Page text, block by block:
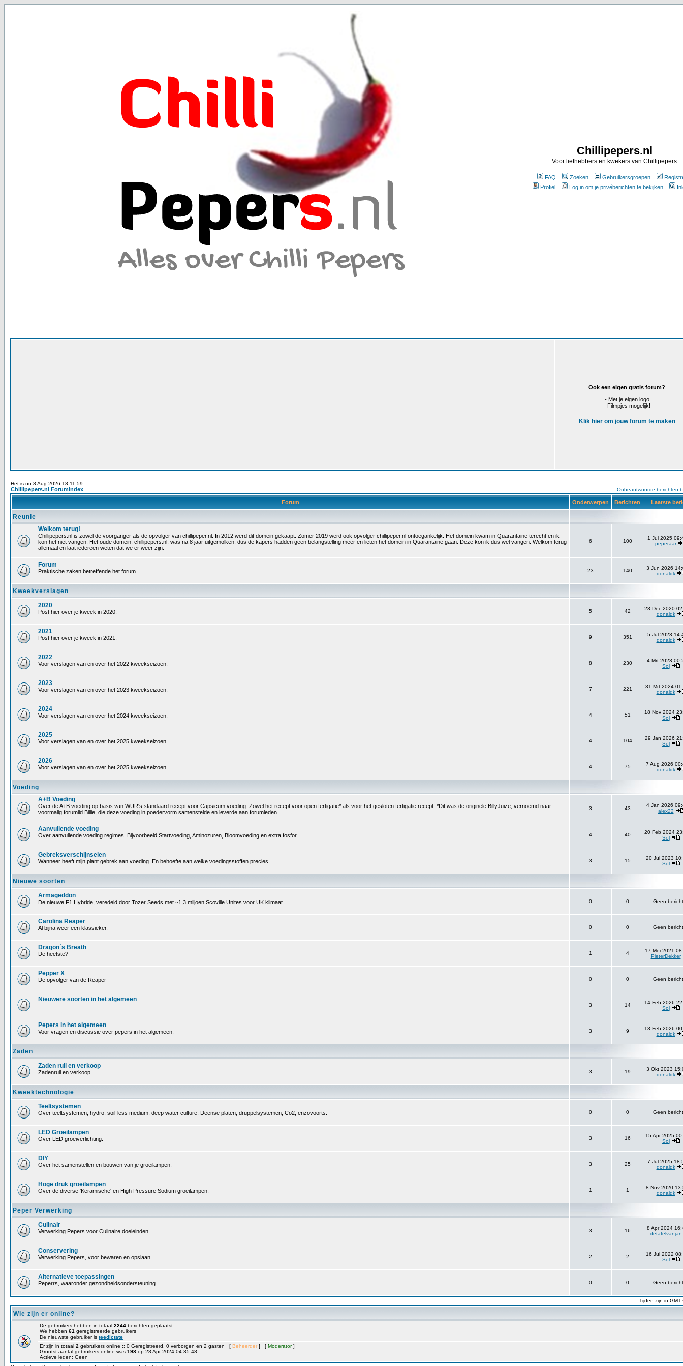
Chillipepers.nl
Voor liefhebbers en kwekers van Chillipepers
FAQ Zoeken Gebruikersgroepen
Profiel
Log in om je privéberichten te bekijken
Ook een eigen gratis forum?
- Met je eigen logo
- Filmpjes mogelijk!
Klik hier om jouw forum te maken
Het is nu 8 Aug 2026 18:11:59
Chillipepers.nl Forumindex Onbeantwoorde berichten
Forum Onderwerpen Berichten Laatste
Reunie
Welkom terug!
Chillipepers.nl is zowel de voorganger als de opvolger van chillipeper.nl. In 2012 werd dit domein gekaapt. Zomer 2019 werd ook opvolger chillipeper.nl ontoegankelijk. Het domein kwam in Quarantaine terecht en ik
kon het niet vangen. Het oude domein, chillipepers.nl, was na 8 jaar uitgemolken, dus de kapers hadden geen belangstelling meer en lieten het domein in Quarantaine gaan. Deze kon ik dus wel vangen. Welkom terug
allemaal en laat iedereen weten dat we er weer zijn.
6 100
1 Jul 2025
peperaar
Forum
Praktische zaken betreffende het forum. 23 140
3 Jun 2026
donaldk
Kweekverslagen
2020
Post hier over je kweek in 2020. 5 42
23 Dec 2020
donaldk
2021
Post hier over je kweek in 2021. 9 351
5 Jul 2023
donaldk
2022
Voor verslagen van en over het 2022 kweekseizoen. 8 230
4 Mrt 2023
Sol
2023
Voor verslagen van en over het 2023 kweekseizoen. 7 221
31 Mrt 2024
donaldk
2024
Voor verslagen van en over het 2024 kweekseizoen. 4 51
18 Nov 2024
Sol
2025
Voor verslagen van en over het 2025 kweekseizoen. 4 104
29 Jan 2026
Sol
2026
Voor verslagen van en over het 2025 kweekseizoen. 4 75
7 Aug 2026
donaldk
Voeding
A+B Voeding
Over de A+B voeding op basis van WUR's standaard recept voor Capsicum voeding. Zowel het recept voor open fertigatie* als voor het gesloten fertigatie recept. *Dit was de originele BillyJuize, vernoemd naar
voormalig forumlid Billie, die deze voeding in poedervorm samenstelde en leverde aan forumleden.
3 43
4 Jan 2026
alex22
Aanvullende voeding
Over aanvullende voeding regimes. Bijvoorbeeld Startvoeding, Aminozuren, Bloomvoeding en extra fosfor. 4 40
20 Feb 2024
Sol
Gebreksverschijnselen
Wanneer heeft mijn plant gebrek aan voeding. En behoefte aan welke voedingsstoffen precies. 3 15
20 Jul 2023
Sol
Nieuwe soorten
Armageddon
De nieuwe F1 Hybride, veredeld door Tozer Seeds met ~1,3 miljoen Scoville Unites voor UK klimaat. 0 0 Geen
Carolina Reaper
Al bijna weer een klassieker. 0 0 Geen
Dragon´s Breath
De heetste? 1 4
17 Mei 2021
PieterDekker
Pepper X
De opvolger van de Reaper 0 0 Geen
Nieuwere soorten in het algemeen
3 14
14 Feb 2026
Sol
Pepers in het algemeen
Voor vragen en discussie over pepers in het algemeen. 3 9
13 Feb 2026
donaldk
Zaden
Zaden ruil en verkoop
Zadenruil en verkoop. 3 19
3 Okt 2023
donaldk
Kweektechnologie
Teeltsystemen
Over teeltsystemen, hydro, soil-less medium, deep water culture, Deense platen, druppelsystemen, Co2, enzovoorts. 0 0 Geen
LED Groeilampen
Over LED groeiverlichting. 3 16
15 Apr 2025
Sol
DIY
Over het samenstellen en bouwen van je groeilampen. 3 25
7 Jul 2025
donaldk
Hoge druk groeilampen
Over de diverse 'Keramische' en High Pressure Sodium groeilampen. 1 1
8 Nov 2020
donaldk
Peper Verwerking
Culinair
Verwerking Pepers voor Culinaire doeleinden. 3 16
8 Apr 2024
detafelvanjan
Conservering
Verwerking Pepers, voor bewaren en opslaan 2 2
16 Jul 2022
Sol
Alternatieve toepassingen
Peperrs, waaronder gezondheidsondersteuning 0 0 Geen
Tijden zijn in GMT
Wie zijn er online?
De gebruikers hebben in totaal 2244 berichten geplaatst
We hebben 61 geregistreerde gebruikers
De nieuwste gebruiker is teedictate
Er zijn in totaal 2 gebruikers online :: 0 Geregistreerd, 0 verborgen en 2 gasten [ Beheerder ] [ Moderator]
Grootst aantal gebruikers online was 198 op 28 Apr 2024 04:35:48
Actieve leden: Geen